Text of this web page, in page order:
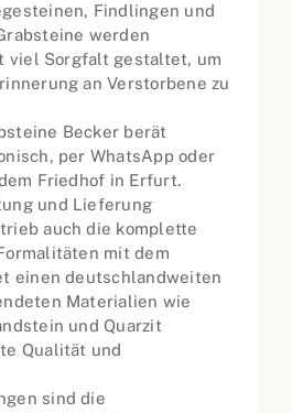
Findlingen und
werden
viel Sorgfalt gestaltet, um
an Verstorbene zu
Becker berät
per WhatsApp oder
Friedhof in Erfurt.
und Lieferung
auch die komplette
mit dem
einen deutschlandweiten
Materialien wie
und Quarzit
Qualität und
sind die